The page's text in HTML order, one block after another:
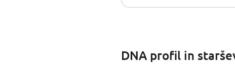
DNA profil in